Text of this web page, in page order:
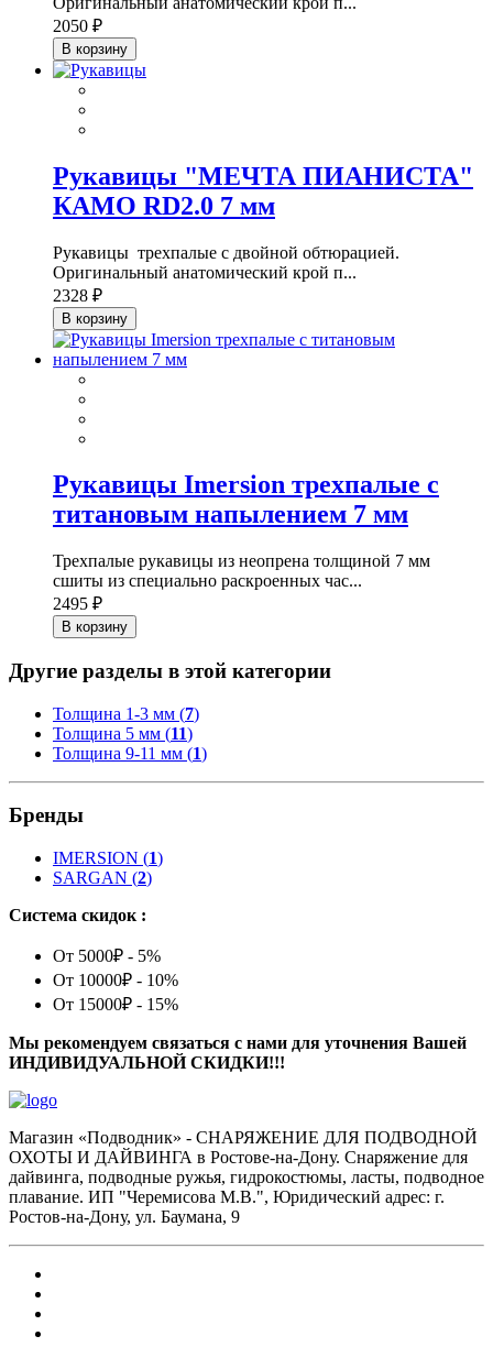
2050 ₽
В корзину
Рукавицы "МЕЧТА ПИАНИСТА"
КАМО RD2.0 7 мм
Рукавицы трехпалые с двойной обтюрацией.
Оригинальный анатомический крой п...
2328 ₽
В корзину
Рукавицы Imersion трехпалые с
титановым напылением 7 мм
Трехпалые рукавицы из неопрена толщиной 7 мм
сшиты из специально раскроенных час...
2495 ₽
В корзину
Другие разделы в этой категории
Толщина 1-3 мм (7)
Толщина 5 мм (11)
Толщина 9-11 мм (1)
Бренды
IMERSION (1)
SARGAN (2)
Система скидок :
От 5000₽ - 5%
От 10000₽ - 10%
От 15000₽ - 15%
Мы рекомендуем связаться с нами для уточнения Вашей
ИНДИВИДУАЛЬНОЙ СКИДКИ!!!
Магазин «Подводник» - СНАРЯЖЕНИЕ ДЛЯ ПОДВОДНОЙ
ОХОТЫ И ДАЙВИНГА в Ростове-на-Дону. Снаряжение для
дайвинга, подводные ружья, гидрокостюмы, ласты, подводное
плавание. ИП "Черемисова М.В.", Юридический адрес: г.
Ростов-на-Дону, ул. Баумана, 9